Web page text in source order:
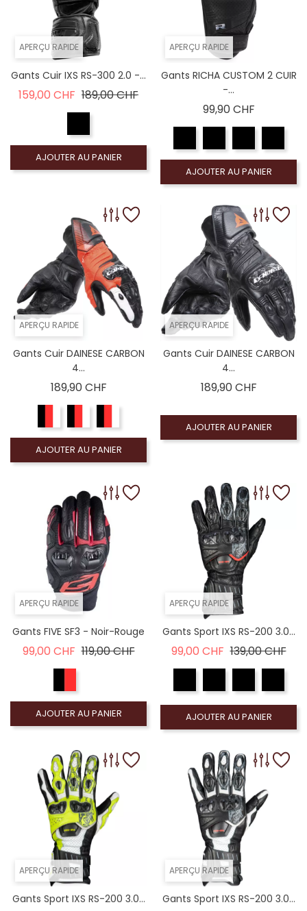
APERÇU RAPIDE
Gants Cuir IXS RS-300 2.0 -...
159,00 CHF Prix de base
189,00 CHFPrix
AJOUTER AU PANIER
APERÇU RAPIDE
Gants RICHA CUSTOM 2 CUIR
-...
99,90 CHFPrix
AJOUTER AU PANIER
APERÇU RAPIDE
Gants Cuir DAINESE CARBON
4...
189,90 CHFPrix
AJOUTER AU PANIER
APERÇU RAPIDE
Gants Cuir DAINESE CARBON
4...
189,90 CHFPrix
AJOUTER AU PANIER
APERÇU RAPIDE
Gants FIVE SF3 - Noir-Rouge
99,00 CHF Prix de base
119,00 CHFPrix
AJOUTER AU PANIER
APERÇU RAPIDE
Gants Sport IXS RS-200 3.0...
99,00 CHF Prix de base
139,00 CHFPrix
AJOUTER AU PANIER
APERÇU RAPIDE
Gants Sport IXS RS-200 3.0...
APERÇU RAPIDE
Gants Sport IXS RS-200 3.0...